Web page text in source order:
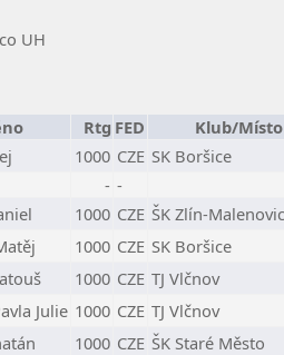
UH
Rtg FED
Klub/Místo
1000 CZE SK Boršice
- -
1000 CZE ŠK Zlín-
1000 CZE SK Boršice
1000 CZE TJ Vlčnov
Julie 1000 CZE TJ Vlčnov
1000 CZE ŠK Staré Město